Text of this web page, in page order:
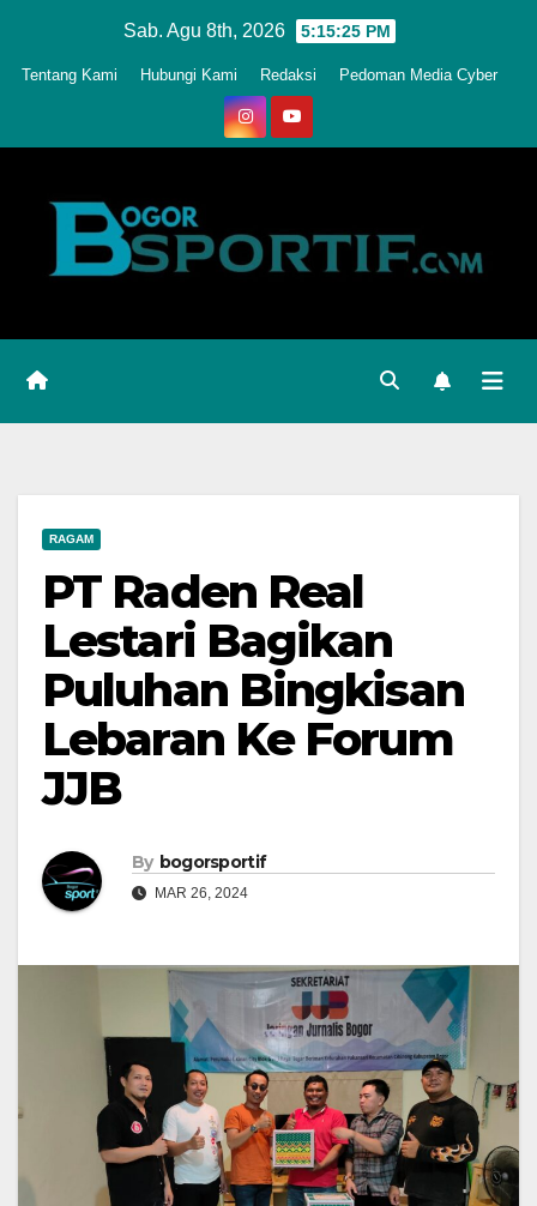
Sab. Agu 8th, 2026 5:15:28 PM
Tentang Kami Hubungi Kami Redaksi Pedoman Media Cyber
RAGAM
PT Raden Real
Lestari Bagikan
Puluhan Bingkisan
Lebaran Ke Forum
JJB
By bogorsportif
MAR 26, 2024